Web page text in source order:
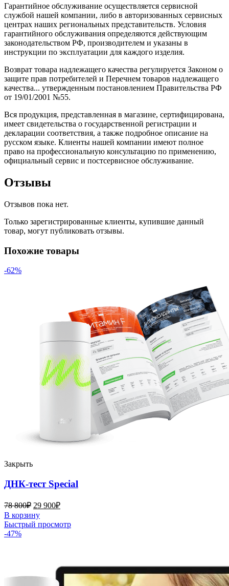
Гарантийное обслуживание осуществляется сервисной
службой нашей компании, либо в авторизованных сервисных
центрах наших региональных представительств. Условия
гарантийного обслуживания определяются действующим
законодательством РФ, производителем и указаны в
инструкции по эксплуатации для каждого изделия.
Возврат товара надлежащего качества регулируется Законом о
защите прав потребителей и Перечнем товаров надлежащего
качества... утвержденным постановлением Правительства РФ
от 19/01/2001 №55.
Вся продукция, представленная в магазине, сертифицирована,
имеет свидетельства о государственной регистрации и
декларации соответствия, а также подробное описание на
русском языке. Клиенты нашей компании имеют полное
право на профессиональную консультацию по применению,
официальный сервис и постсервисное обслуживание.
Отзывы
Отзывов пока нет.
Только зарегистрированные клиенты, купившие данный
товар, могут публиковать отзывы.
Похожие товары
-62%
Закрыть
ДНК-тест Special
78 800₽ 29 900₽
В корзину
Быстрый просмотр
-47%